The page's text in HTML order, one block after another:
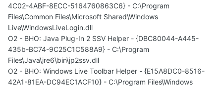
4C02-4ABF-8ECC-5164760863C6} - C:\Program
Files\Common Files\Microsoft Shared\Windows
Live\WindowsLiveLogin.dll
O2 - BHO: Java Plug-In 2 SSV Helper - {DBC80044-A445-
435b-BC74-9C25C1C588A9} - C:\Program
Files\Java\jre6\bin\jp2ssv.dll
O2 - BHO: Windows Live Toolbar Helper - {E15A8DC0-8516-
42A1-81EA-DC94EC1ACF10} - C:\Program Files\Windows